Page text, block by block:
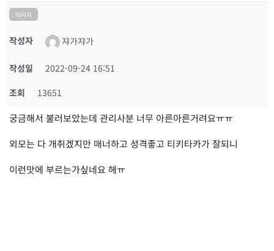
마사지
작성자 쟈가쟈가
작성일
2022-09-24 16:51
조회
13651
궁금해서 불러보았는데 관리사분 너무 아른아른거려요ㅠㅠ
외모는 다 개취겠지만 매너하고 성격좋고 티키타카가 잘되니
이런맛에 부르는가싶네요 헤ㅠ